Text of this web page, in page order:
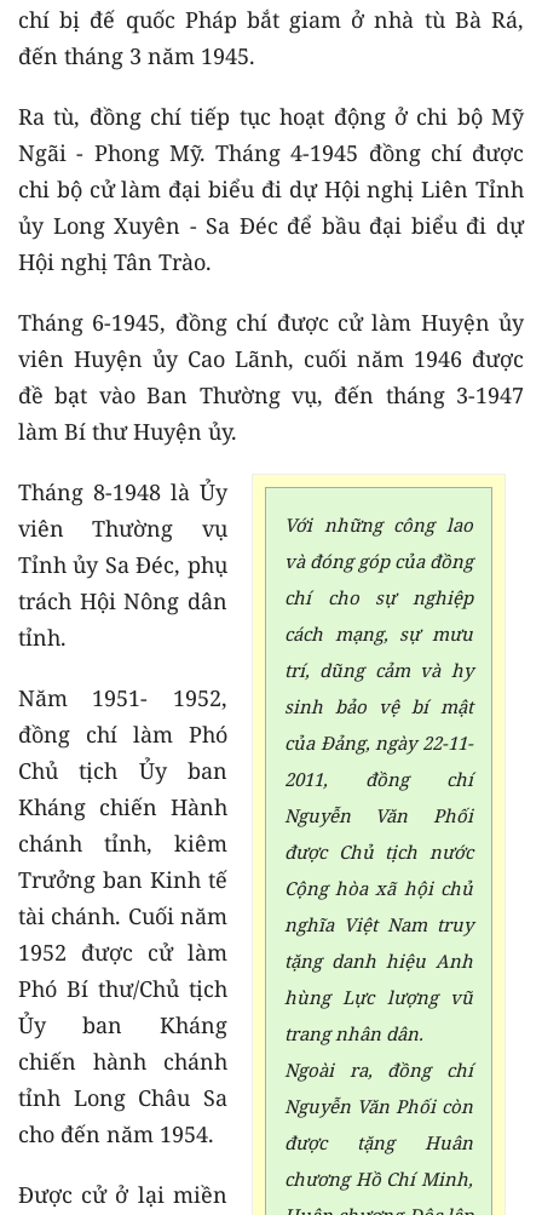
chí bị đế quốc Pháp bắt giam ở nhà tù Bà Rá,
đến tháng 3 năm 1945.
Ra tù, đồng chí tiếp tục hoạt động ở chi bộ Mỹ
Ngãi - Phong Mỹ. Tháng 4-1945 đồng chí được
chi bộ cử làm đại biểu đi dự Hội nghị Liên Tỉnh
ủy Long Xuyên - Sa Đéc để bầu đại biểu đi dự
Hội nghị Tân Trào.
Tháng 6-1945, đồng chí được cử làm Huyện ủy
viên Huyện ủy Cao Lãnh, cuối năm 1946 được
đề bạt vào Ban Thường vụ, đến tháng 3-1947
làm Bí thư Huyện ủy.
Với những công lao
và đóng góp của đồng
chí cho sự nghiệp
cách mạng, sự mưu
trí, dũng cảm và hy
sinh bảo vệ bí mật
của Đảng, ngày 22-11-
2011, đồng chí
Nguyễn Văn Phối
được Chủ tịch nước
Cộng hòa xã hội chủ
nghĩa Việt Nam truy
tặng danh hiệu Anh
hùng Lực lượng vũ
trang nhân dân.
Ngoài ra, đồng chí
Nguyễn Văn Phối còn
được tặng Huân
chương Hồ Chí Minh,
Tháng 8-1948 là Ủy
viên Thường vụ
Tỉnh ủy Sa Đéc, phụ
trách Hội Nông dân
tỉnh.
Năm 1951- 1952,
đồng chí làm Phó
Chủ tịch Ủy ban
Kháng chiến Hành
chánh tỉnh, kiêm
Trưởng ban Kinh tế
tài chánh. Cuối năm
1952 được cử làm
Phó Bí thư/Chủ tịch
Ủy ban Kháng
chiến hành chánh
tỉnh Long Châu Sa
cho đến năm 1954.
Được cử ở lại miền